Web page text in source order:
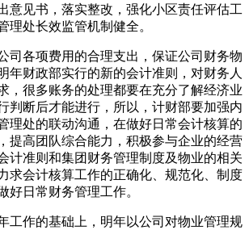
意见书，落实整改，强化小区责任评估工
理处长效监管机制健全。
司各项费用的合理支出，保证公司财务物
年财政部实行的新的会计准则，对财务人
，很多账务的处理都要在充分了解经济业
判断后才能进行，所以，计财部要加强内
理处的联动沟通，在做好日常会计核算的
提高团队综合能力，积极参与企业的经营
计准则和集团财务管理制度及物业的相关
求会计核算工作的正确化、规范化、制度
好日常财务管理工作。
工作的基础上，明年以公司对物业管理规